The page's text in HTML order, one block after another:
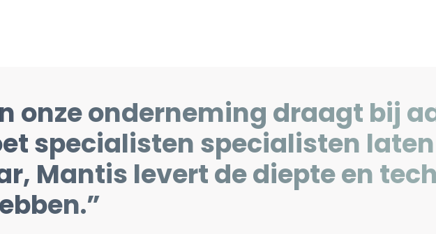
onze onderneming draagt bij
specialisten specialisten
Mantis levert de diepte en
”